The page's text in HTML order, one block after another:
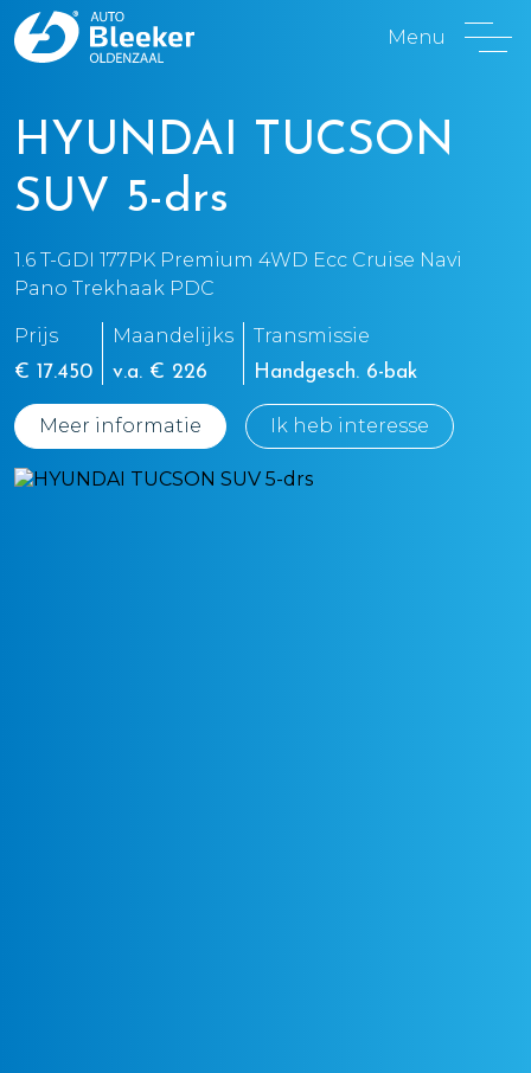
Menu
HYUNDAI TUCSON
SUV 5-drs
1.6 T-GDI 177PK Premium 4WD Ecc Cruise Navi
Pano Trekhaak PDC
Prijs
€ 17.450
Maandelijks
v.a. € 226
Transmissie
Handgesch. 6-bak
Meer informatie Ik heb interesse